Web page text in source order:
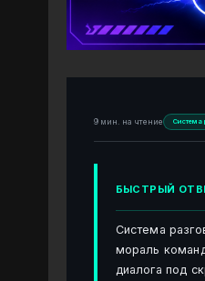
9 мин. на чтение Система
БЫСТРЫЙ
Система
мораль
диалога под